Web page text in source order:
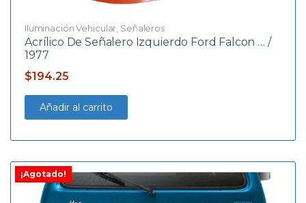
Iluminación Vehicular Señaleros
Acrílico De Señalero Izquierdo Ford Falcon … /
1977
$194.25
Añadir al carrito
¡Agotado!